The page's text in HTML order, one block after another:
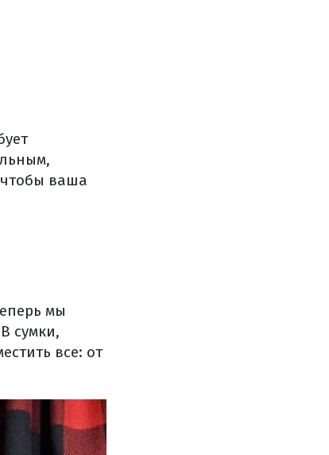
ваша
мы
сумки,
все: от